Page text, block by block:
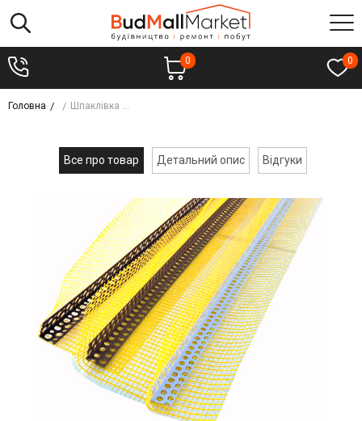
0 0
Головна Шпаклівка стартова BUDMIX Ш-6 СТАРТ 2в1 гіпсова 14кг
Все про товар Детальний опис Відгуки